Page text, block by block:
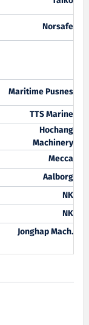
Norsafe
Maritime Pusnes
TTS Marine
Hochang
Machinery
Mecca
Aalborg
NK
NK
Jonghap Mach.